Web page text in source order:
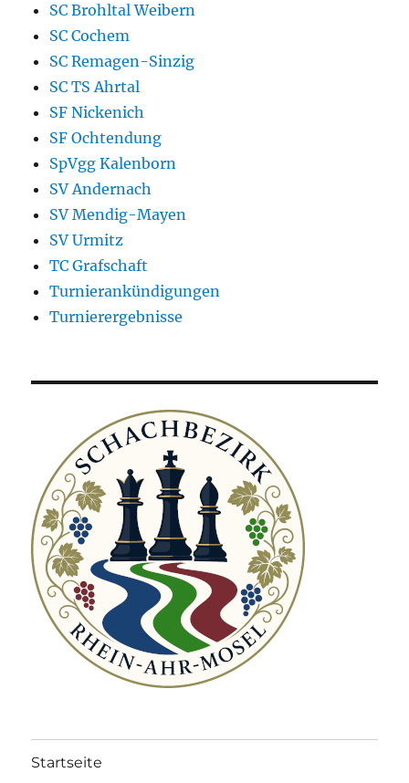
SC Brohltal Weibern
SC Cochem
SC Remagen-Sinzig
SC TS Ahrtal
SF Nickenich
SF Ochtendung
SpVgg Kalenborn
SV Andernach
SV Mendig-Mayen
SV Urmitz
TC Grafschaft
Turnierankündigungen
Turnierergebnisse
Startseite